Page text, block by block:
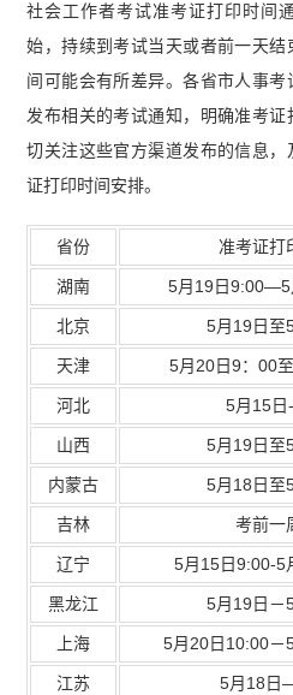
（初级）》真题汇总（高
中级社工《社会工作综合
25年中级社工《专业实务
年初级社工《社会工作综
【2025年中级社工《社会
答案解析】
社会工作者考试准考证打印时间
始，持续到考试当天或者前一天
间可能会有所差异。各省市人事
发布相关的考试通知，明确准考
切关注这些官方渠道发布的信息
证打印时间安排。
省份 准考证打
湖南 5月19日9:00—5
北京 5月19日至
天津 5月20日9：00
河北 5月15日
山西 5月19日至
内蒙古 5月18日至
吉林 考前一
辽宁 5月15日9:00-5
黑龙江 5月19日－
上海 5月20日10:00－
江苏 5月18日